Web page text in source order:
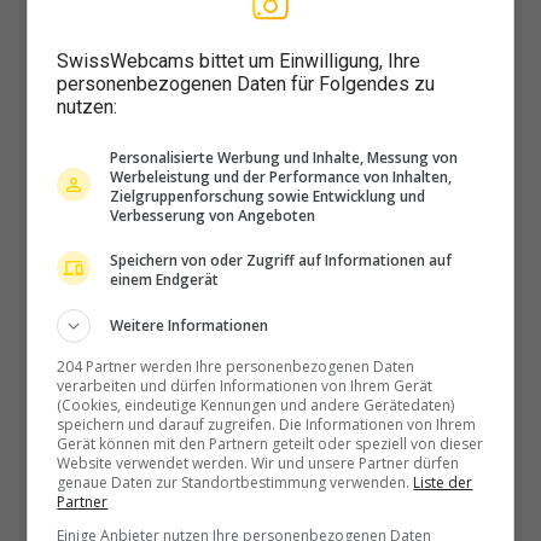
Niedermuhlern › Südosten:
Nods › Osten: Les Prés-d'Orvin
Oberdorf: Vorderweissenstein:
Weissenstein
Olten › Süden: Sälischlössli -
Ruine alt Wartburg
SwissWebcams bittet um Einwilligung, Ihre
personenbezogenen Daten für Folgendes zu
nutzen:
Personalisierte Werbung und Inhalte, Messung von
Werbeleistung und der Performance von Inhalten,
Zielgruppenforschung sowie Entwicklung und
Verbesserung von Angeboten
Speichern von oder Zugriff auf Informationen auf
einem Endgerät
Weitere Informationen
204 Partner werden Ihre personenbezogenen Daten
verarbeiten und dürfen Informationen von Ihrem Gerät
(Cookies, eindeutige Kennungen und andere Gerätedaten)
speichern und darauf zugreifen. Die Informationen von Ihrem
Gerät können mit den Partnern geteilt oder speziell von dieser
Website verwendet werden. Wir und unsere Partner dürfen
genaue Daten zur Standortbestimmung verwenden. Liste der
Partner
Einige Anbieter nutzen Ihre personenbezogenen Daten